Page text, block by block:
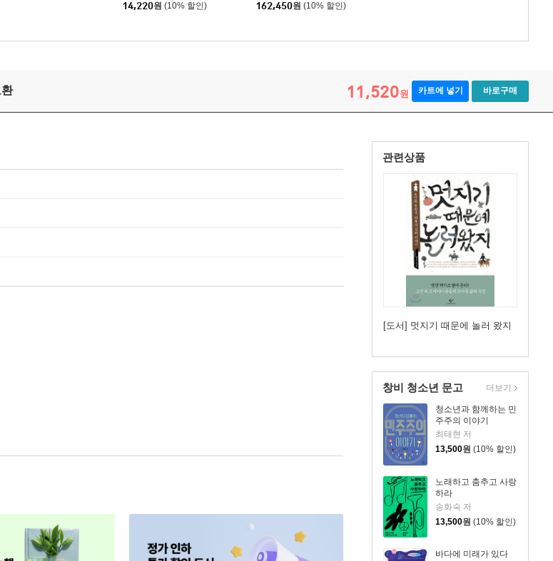
14,220원 (10% 할인)
162,450원 (10% 할인)
11,520원 카트에 넣기 바로구매
관련상품
[도서] 멋지기 때문에 놀러 왔지
창비 청소년 문고
청소년과 함께하는 민
주주의 이야기
최태현 저
13,500원 (10% 할인)
노래하고 춤추고 사랑
하라
송화숙 저
13,500원 (10% 할인)
바다에 미래가 있다
더보기